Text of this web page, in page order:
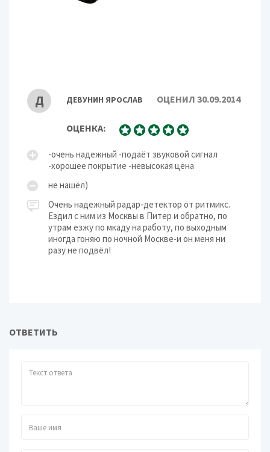
Корпус
Крепление
Дополнительно
Энергосбережение
есть
Рабочая температура
-20 - 50 °C
Д ДЕВУНИН ЯРОСЛАВ ОЦЕНИЛ 30.09.2014
ОЦЕНКА:
-очень надежный -подаёт звуковой сигнал
-хорошее покрытие -невысокая цена
не нашёл)
Очень надежный радар-детектор от ритмикс.
Ездил с ним из Москвы в Питер и обратно, по
утрам езжу по мкаду на работу, по выходным
иногда гоняю по ночной Москве-и он меня ни
разу не подвёл!
ОТВЕТИТЬ